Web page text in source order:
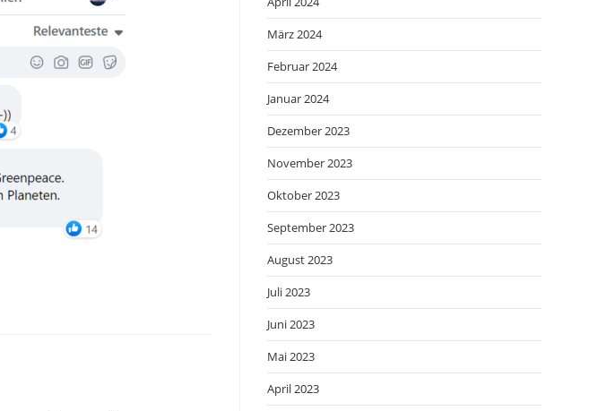
März 2024
Februar 2024
Januar 2024
Dezember 2023
November 2023
Oktober 2023
September 2023
August 2023
Juli 2023
Juni 2023
Mai 2023
April 2023